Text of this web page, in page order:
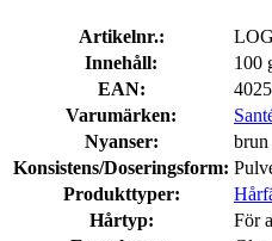
Artikelnr.:
Innehåll:
100
EAN:
Varumärken:
Nyanser:
brun
Konsistens/Doseringsform:
Produkttyper:
Hårtyp:
För